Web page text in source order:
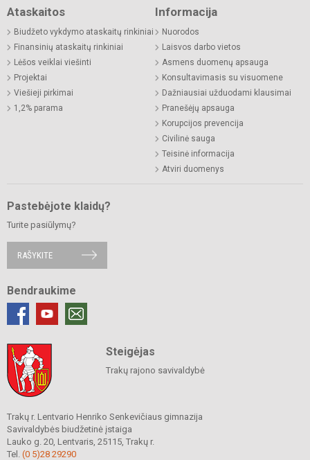
Ataskaitos
Biudžeto vykdymo ataskaitų rinkiniai
Finansinių ataskaitų rinkiniai
Lėšos veiklai viešinti
Projektai
Viešieji pirkimai
1,2% parama
Informacija
Nuorodos
Laisvos darbo vietos
Asmens duomenų apsauga
Konsultavimasis su visuomene
Dažniausiai užduodami klausimai
Pranešėjų apsauga
Korupcijos prevencija
Civilinė sauga
Teisinė informacija
Atviri duomenys
Pastebėjote klaidų?
Turite pasiūlymų?
RAŠYKITE
Bendraukime
Steigėjas
Trakų rajono savivaldybė
Trakų r. Lentvario Henriko Senkevičiaus gimnazija
Savivaldybės biudžetinė įstaiga
Lauko g. 20, Lentvaris, 25115, Trakų r.
Tel. (0 5)28 29290